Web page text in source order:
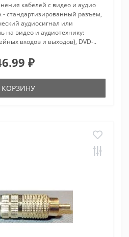
кабелей с видео и аудио
- стандартизированный разъем,
аудиосигнал или
на видео и аудиотехнику:
входов и выходов), DVD-..
₽
КОРЗИНУ